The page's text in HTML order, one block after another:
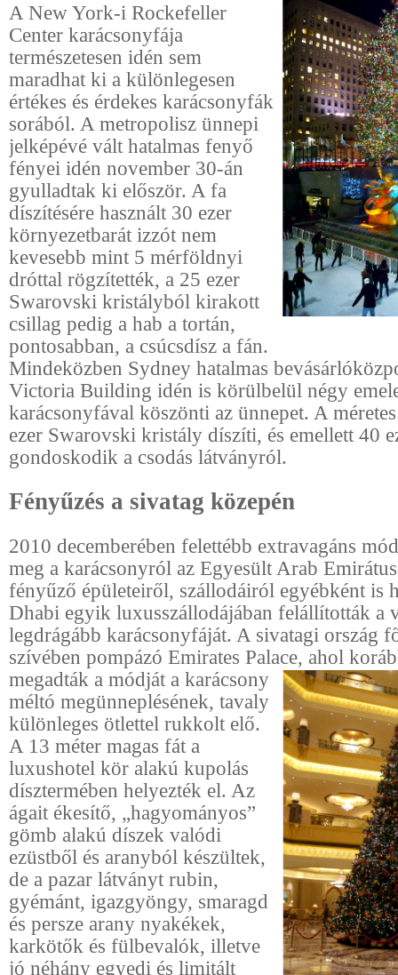
A New York-i Rockefeller
Center karácsonyfája
természetesen idén sem
maradhat ki a különlegesen
értékes és érdekes karácsonyfák
sorából. A metropolisz ünnepi
jelképévé vált hatalmas fenyő
fényei idén november 30-án
gyulladtak ki először. A fa
díszítésére használt 30 ezer
környezetbarát izzót nem
kevesebb mint 5 mérföldnyi
dróttal rögzítették, a 25 ezer
Swarovski kristályból kirakott
csillag pedig a hab a tortán,
pontosabban, a csúcsdísz a fán.
Mindeközben Sydney hatalmas
Victoria Building idén is körülbelül négy
karácsonyfával köszönti az ünnepet. A
ezer Swarovski kristály díszíti, és emellett 40
gondoskodik a csodás látványról.
Fényűzés a sivatag közepén
2010 decemberében felettébb extravagáns
meg a karácsonyról az Egyesült Arab
fényűző épületeiről, szállodáiról egyébként is
Dhabi egyik luxusszállodájában felállították a
legdrágább karácsonyfáját. A sivatagi ország
szívében pompázó Emirates Palace, ahol
megadták a módját a karácsony
méltó megünneplésének, tavaly
különleges ötlettel rukkolt elő.
A 13 méter magas fát a
luxushotel kör alakú kupolás
dísztermében helyezték el. Az
ágait ékesítő, „hagyományos”
gömb alakú díszek valódi
ezüstből és aranyból készültek,
de a pazar látványt rubin,
gyémánt, igazgyöngy, smaragd
és persze arany nyakékek,
karkötők és fülbevalók, illetve
jó néhány egyedi és limitált